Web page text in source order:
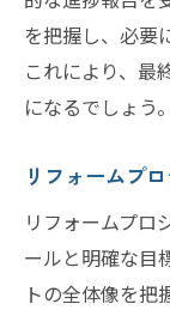
を把握し、必要
これにより、最
になるでしょう。
リフォームプ
リフォームプロ
ールと明確な目
トの全体像を把